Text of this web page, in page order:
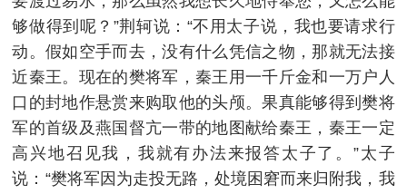
够做得到呢？”荆轲说：“不用太子说，我也要请求行
动。假如空手而去，没有什么凭信之物，那就无法接
近秦王。现在的樊将军，秦王用一千斤金和一万户人
口的封地作悬赏来购取他的头颅。果真能够得到樊将
军的首级及燕国督亢一带的地图献给秦王，秦王一定
高兴地召见我，我就有办法来报答太子了。”太子
说：“樊将军因为走投无路，处境困窘而来归附我，我